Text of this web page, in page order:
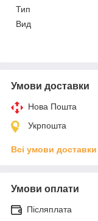
Тип
Вид
Умови доставки
Нова Пошта
Укрпошта
Всі умови доставки
Умови оплати
Післяплата